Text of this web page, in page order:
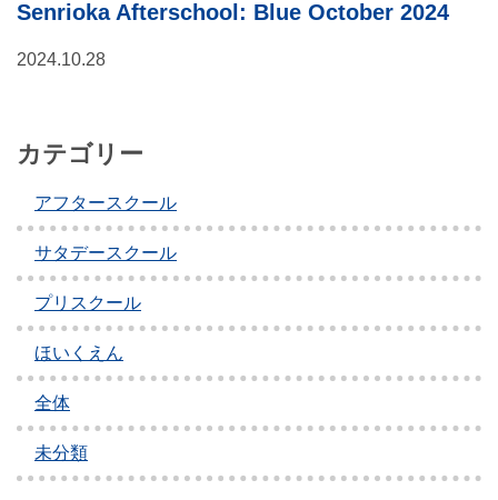
Senrioka Afterschool: Blue October 2024
2024.10.28
カテゴリー
アフタースクール
サタデースクール
プリスクール
ほいくえん
全体
未分類